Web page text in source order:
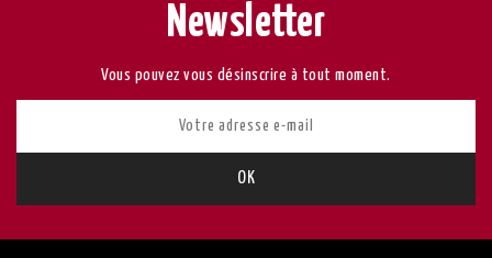
Newsletter
Vous pouvez vous désinscrire à tout moment.